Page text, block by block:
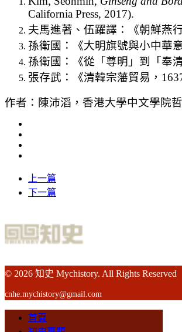
California Press, 2017).
夫馬進著、伍躍譯：《朝鮮燕
孫衛國：《大明旗號與小中華
孫衛國：《從「尊明」到「奉
張存武：《清韓宗藩貿易，
作者：陳沛滔，香港大學中文學院
上一篇
下一篇
© 2026 知史 Mychistory. All Rights Reserved
cnhe.mychistory@gmail.com
首頁